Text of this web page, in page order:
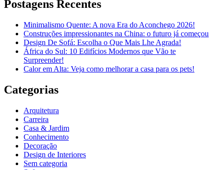
Postagens Recentes
Minimalismo Quente: A nova Era do Aconchego 2026!
Construções impressionantes na China: o futuro já começou
Design De Sofá: Escolha o Que Mais Lhe Agrada!
África do Sul: 10 Edifícios Modernos que Vão te
Surpreender!
Calor em Alta: Veja como melhorar a casa para os pets!
Categorias
Arquitetura
Carreira
Casa & Jardim
Conhecimento
Decoração
Design de Interiores
Sem categoria